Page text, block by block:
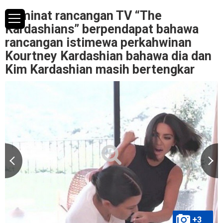
Peminat rancangan TV “The
Kardashians” berpendapat bahawa
rancangan istimewa perkahwinan
Kourtney Kardashian bahawa dia dan
Kim Kardashian masih bertengkar
+3